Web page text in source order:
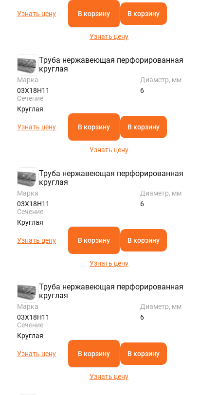
Узнать цену В корзину В корзину
Узнать цену
Труба нержавеющая перфорированная
круглая
Марка
03Х18Н11
Диаметр, мм
6
Сечение
Круглая
Узнать цену В корзину В корзину
Узнать цену
Труба нержавеющая перфорированная
круглая
Марка
03Х18Н11
Диаметр, мм
6
Сечение
Круглая
Узнать цену В корзину В корзину
Узнать цену
Труба нержавеющая перфорированная
круглая
Марка
03Х18Н11
Диаметр, мм
6
Сечение
Круглая
Узнать цену В корзину В корзину
Узнать цену